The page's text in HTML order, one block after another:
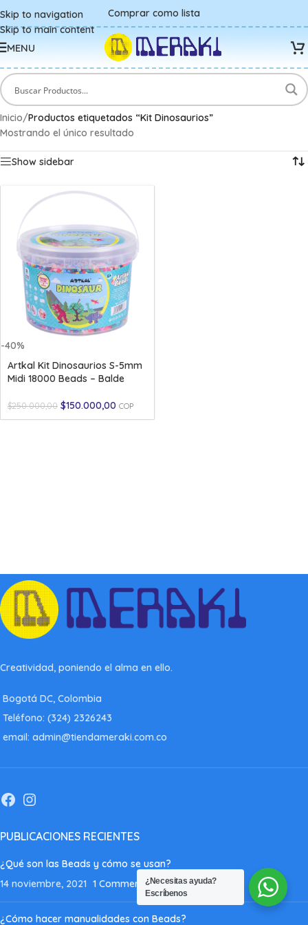
Skip to navigation
Skip to main content
Comprar como lista
MENU
Inicio/Productos etiquetados “Kit Dinosaurios”
Mostrando el único resultado
Show sidebar
-40%
Artkal Kit Dinosaurios S-5mm
Midi 18000 Beads – Balde
$250.000,00 $150.000,00 COP
Creatividad, poniendo el alma en ello.
Bogotá DC, Colombia
Teléfono: (324) 2326243
email: admin@tiendameraki.com.co
PUBLICACIONES RECIENTES
¿Qué son las Beads y cómo se usan?
14 noviembre, 2021 1 Comment
¿Cómo hacer manualidades con Beads?
¿Necesitas ayuda?
Escríbenos